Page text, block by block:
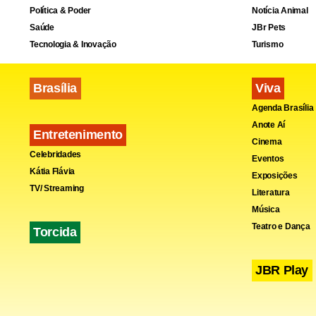
No
problema
circular
paralelas,
um fluxo
repositório
sorte de
processo e
Política & Poder
Saúde
Tecnologia & Inovação
Brasília
Entretenimento
Celebridades
Kátia Flávia
TV/ Streaming
Torcida
Notícia Animal
JBr Pets
Turismo
Viva
Agenda Brasília
Anote Aí
Cinema
Eventos
Exposições
Literatura
Música
Teatro e Dança
JBR Play